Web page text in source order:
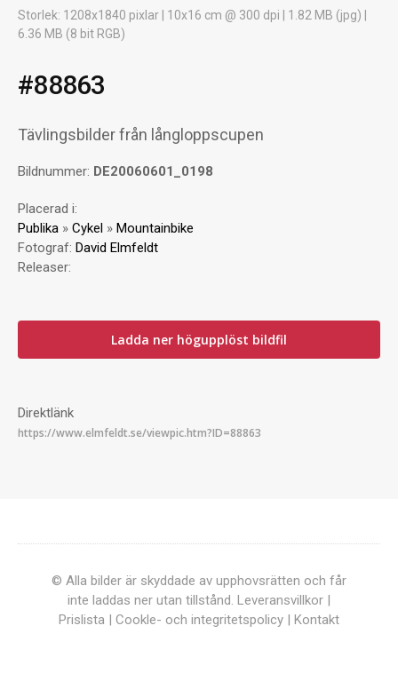
Storlek: 1208x1840 pixlar | 10x16 cm @ 300 dpi | 1.82 MB (jpg) |
6.36 MB (8 bit RGB)
#88863
Tävlingsbilder från långloppscupen
Bildnummer: DE20060601_0198
Placerad i:
Publika » Cykel » Mountainbike
Fotograf: David Elmfeldt
Releaser:
Ladda ner högupplöst bildfil
Direktlänk
© Alla bilder är skyddade av upphovsrätten och får
inte laddas ner utan tillstånd. Leveransvillkor |
Prislista | Cookle- och integritetspolicy | Kontakt